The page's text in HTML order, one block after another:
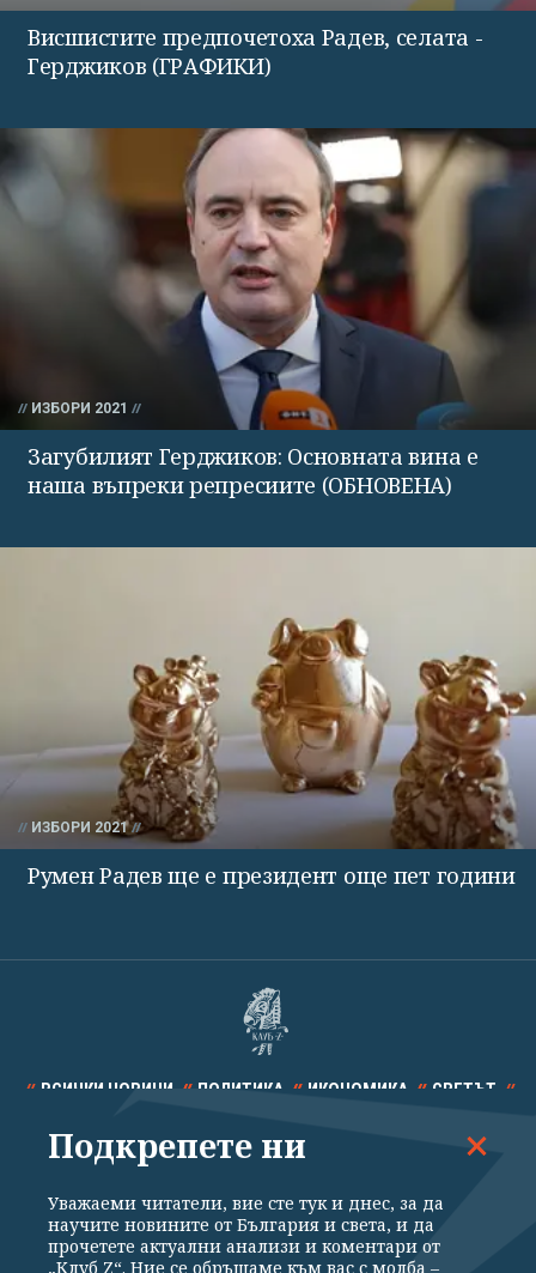
Висшистите предпочетоха Радев, селата -
Герджиков (ГРАФИКИ)
ИЗБОРИ 2021
Загубилият Герджиков: Основната вина е
наша въпреки репресиите (ОБНОВЕНА)
ИЗБОРИ 2021
Румен Радев ще е президент още пет години
ВСИЧКИ НОВИНИ ПОЛИТИКА ИКОНОМИКА СВЕТЪТ
СПОРТ КУЛТУРА ТЕХНОЛОГИИ КАЛЕЙДОСКОП
Подкрепете ни
Уважаеми читатели, вие сте тук и днес, за да
научите новините от България и света, и да
прочетете актуални анализи и коментари от
„Клуб Z“. Ние се обръщаме към вас с молба –